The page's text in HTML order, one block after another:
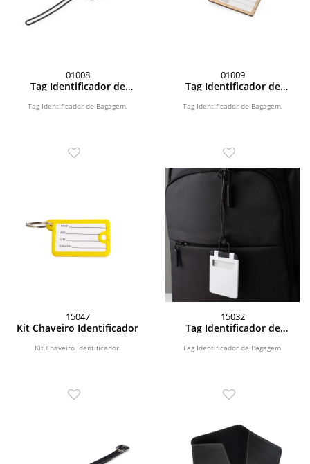
01008
Tag Identificador de
Tag Identificador de Bagagem.
01009
Tag Identificador de
Tag Identificador de Bagagem.
15047
Kit Chaveiro Identificador
Kit Chaveiro Identificador.
15032
Tag Identificador de
Tag Identificador de Bagagem.